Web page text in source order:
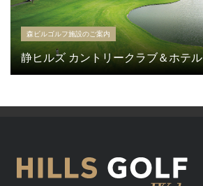
森ビルゴルフ施設のご案内
静ヒルズ カントリークラブ＆ホテル